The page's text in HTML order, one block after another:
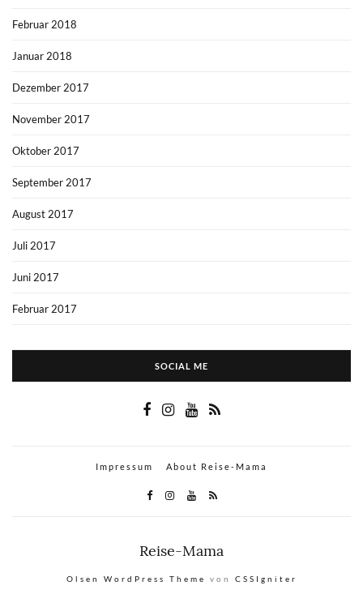
Februar 2018
Januar 2018
Dezember 2017
November 2017
Oktober 2017
September 2017
August 2017
Juli 2017
Juni 2017
Februar 2017
SOCIAL ME
Impressum About Reise-Mama
Reise-Mama
Olsen WordPress Theme von CSSIgniter